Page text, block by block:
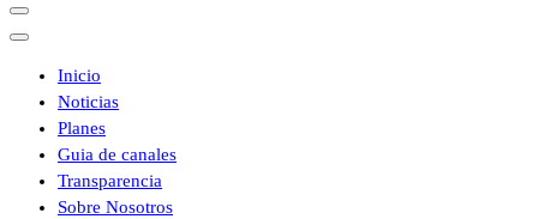
Inicio
Noticias
Planes
Guia de canales
Transparencia
Sobre Nosotros